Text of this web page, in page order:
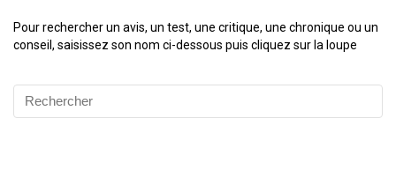
Pour rechercher un avis, un test, une critique, une chronique ou un
conseil, saisissez son nom ci-dessous puis cliquez sur la loupe